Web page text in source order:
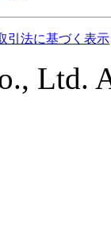
引法に基づく表示
Ltd.